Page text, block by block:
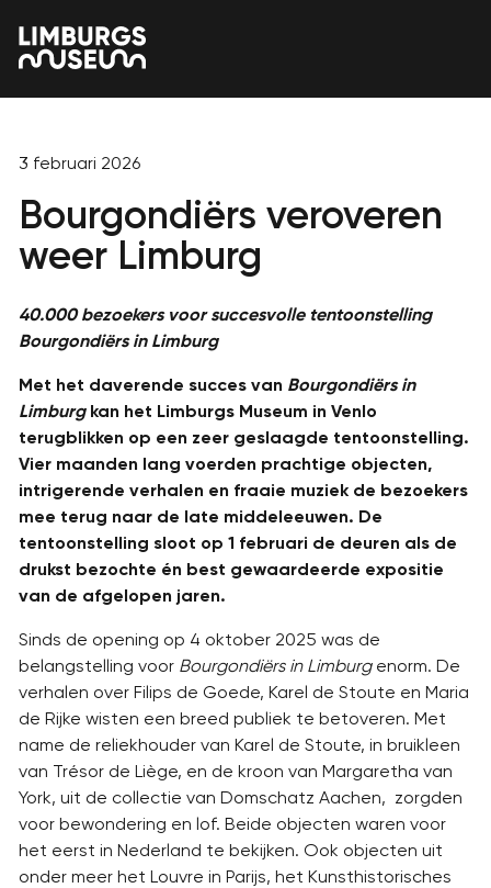
3 februari 2026
Bourgondiërs veroveren
weer Limburg
40.000 bezoekers voor succesvolle tentoonstelling
Bourgondiërs in Limburg
Met het daverende succes van Bourgondiërs in
Limburgkan het Limburgs Museum in Venlo
terugblikken op een zeer geslaagde tentoonstelling.
Vier maanden lang voerden prachtige objecten,
intrigerende verhalen en fraaie muziek de bezoekers
mee terug naar de late middeleeuwen. De
tentoonstelling sloot op 1 februari de deuren als de
drukst bezochte én best gewaardeerde expositie
van de afgelopen jaren.
Sinds de opening op 4 oktober 2025 was de
belangstelling voor Bourgondiërs in Limburgenorm. De
verhalen over Filips de Goede, Karel de Stoute en Maria
de Rijke wisten een breed publiek te betoveren. Met
name de reliekhouder van Karel de Stoute, in bruikleen
van Trésor de Liège, en de kroon van Margaretha van
York, uit de collectie van Domschatz Aachen, zorgden
voor bewondering en lof. Beide objecten waren voor
het eerst in Nederland te bekijken. Ook objecten uit
onder meer het Louvre in Parijs, het Kunsthistorisches